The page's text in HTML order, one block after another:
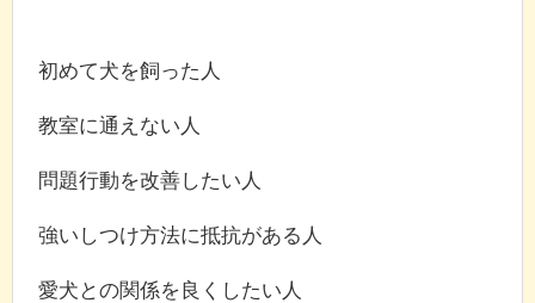
初めて犬を飼った人
教室に通えない人
問題行動を改善したい人
強いしつけ方法に抵抗がある人
愛犬との関係を良くしたい人